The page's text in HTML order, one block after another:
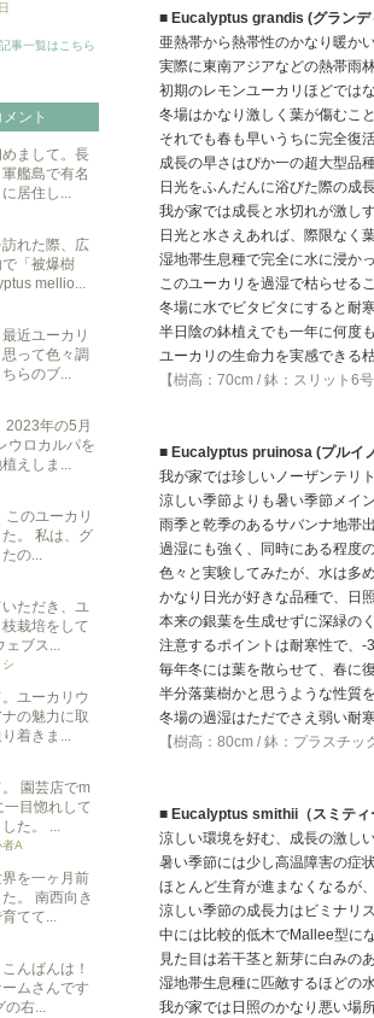
事一覧はこちら
ント
まして。長
艦島で有名
居住し...
れた際、広
「被爆樹
mellio...
近ユーカリ
って色々調
らのブ...
2023年の5月
ウロカルパを
えしま...
このユーカリ
。 私は、グ
の...
ただき、ユ
栽培をして
ェブス...
ユーカリウ
の魅力に取
着きま...
園芸店でm
目惚れして
た。 ...
A
を一ヶ月前
。 南西向き
てて...
んばんは！
ムさんです
の右...
■ Eucalyptus grandis (グランデ
亜熱帯から熱帯性のかなり暖か
実際に東南アジアなどの熱帯雨
初期のレモンユーカリほどでは
冬場はかなり激しく葉が傷むこ
それでも春も早いうちに完全復
成長の早さはぴか一の超大型品
日光をふんだんに浴びた際の成
我が家では成長と水切れが激し
日光と水さえあれば、際限なく
湿地帯生息種で完全に水に浸か
このユーカリを過湿で枯らせる
冬場に水でビタビタにすると耐
半日陰の鉢植えでも一年に何度
ユーカリの生命力を実感できる
【樹高：70cm / 鉢：スリット6
■ Eucalyptus pruinosa (プルイ
我が家では珍しいノーザンテリ
涼しい季節よりも暑い季節メイ
雨季と乾季のあるサバンナ地帯
過湿にも強く、同時にある程度
色々と実験してみたが、水は多
かなり日光が好きな品種で、日
本来の銀葉を生成せずに深緑の
注意するポイントは耐寒性で、
毎年冬には葉を散らせて、春に
半分落葉樹かと思うような性質
冬場の過湿はただでさえ弱い耐
【樹高：80cm / 鉢：プラスチッ
■ Eucalyptus smithii（スミティ
涼しい環境を好む、成長の激し
暑い季節には少し高温障害の症
ほとんど生育が進まなくなるが
涼しい季節の成長力はビミナリ
中には比較的低木でMallee型に
見た目は若干茎と新芽に白みの
湿地帯生息種に匹敵するほどの
我が家では日照のかなり悪い場